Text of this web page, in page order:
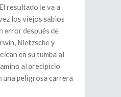
resultado le va a
los viejos sabios
error después de
Nietzsche y
en su tumba al
al precipicio
una peligrosa carrera